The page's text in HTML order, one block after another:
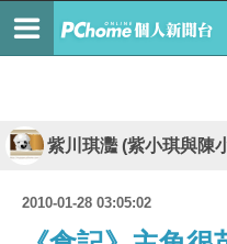
紫川琪灩 (紫小琪與陳
2010-01-28 03:05:02